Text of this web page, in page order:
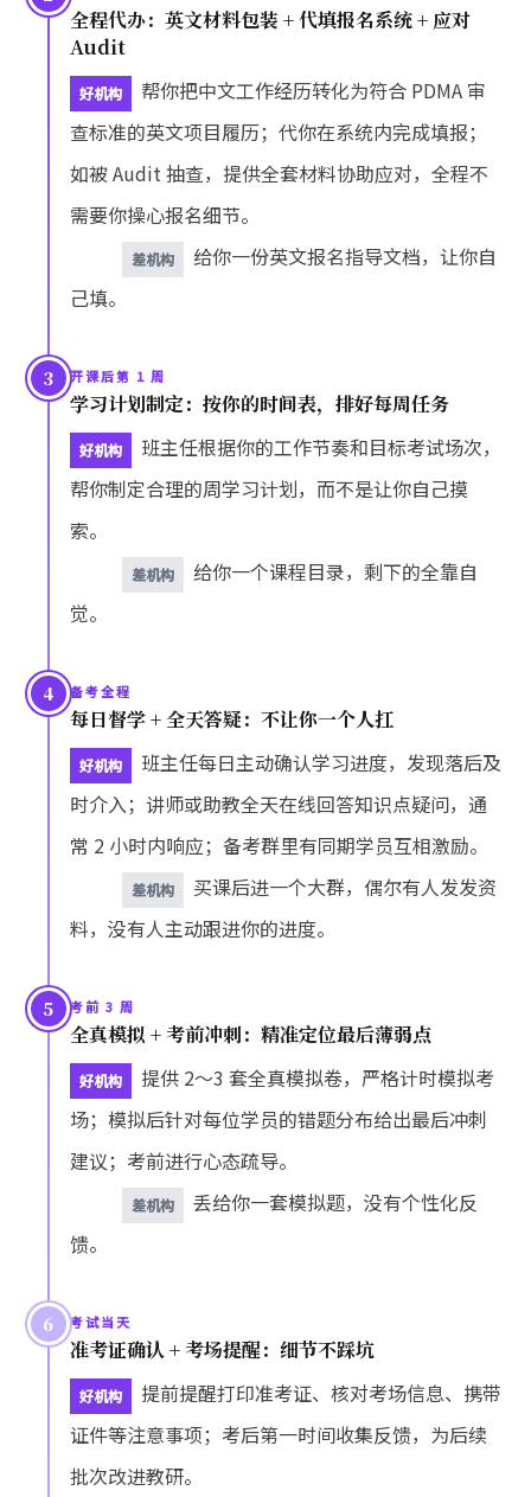
全程代办：英文材料包装 + 代填报名系统 + 应对
Audit
好机构
帮你把中文工作经历转化为符合 PDMA 审
查标准的英文项目履历；代你在系统内完成填报；
如被 Audit 抽查，提供全套材料协助应对，全程不
需要你操心报名细节。
差机构
给你一份英文报名指导文档，让你自
己填。
3 开课后第 1 周
学习计划制定：按你的时间表，排好每周任务
好机构
班主任根据你的工作节奏和目标考试场次，
帮你制定合理的周学习计划，而不是让你自己摸
索。
差机构
给你一个课程目录，剩下的全靠自
觉。
4 备考全程
每日督学 + 全天答疑：不让你一个人扛
好机构
班主任每日主动确认学习进度，发现落后及
时介入；讲师或助教全天在线回答知识点疑问，通
常 2 小时内响应；备考群里有同期学员互相激励。
差机构
买课后进一个大群，偶尔有人发发资
料，没有人主动跟进你的进度。
5 考前 3 周
全真模拟 + 考前冲刺：精准定位最后薄弱点
好机构
提供 2～3 套全真模拟卷，严格计时模拟考
场；模拟后针对每位学员的错题分布给出最后冲刺
建议；考前进行心态疏导。
差机构
丢给你一套模拟题，没有个性化反
馈。
6 考试当天
准考证确认 + 考场提醒：细节不踩坑
好机构
提前提醒打印准考证、核对考场信息、携带
证件等注意事项；考后第一时间收集反馈，为后续
批次改进教研。